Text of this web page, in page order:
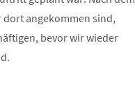
dort angekommen sind,
bevor wir wieder